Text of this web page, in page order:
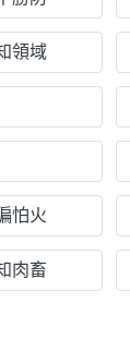
領域
怕火
肉畜